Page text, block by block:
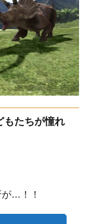
もたちが憧れ
…！！